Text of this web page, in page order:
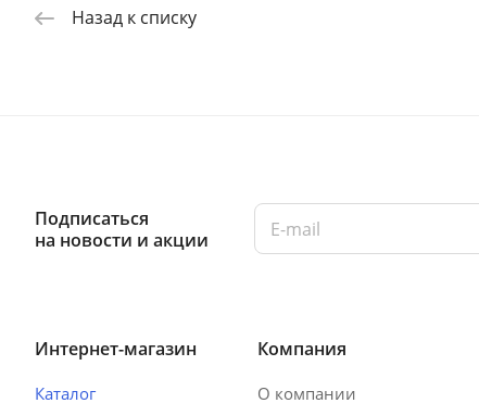
Назад к списку
Подписаться
на новости и акции
Интернет-магазин
Каталог
Компания
О компании